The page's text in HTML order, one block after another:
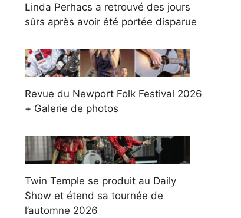
Linda Perhacs a retrouvé des jours
sûrs après avoir été portée disparue
Revue du Newport Folk Festival 2026
+ Galerie de photos
Twin Temple se produit au Daily
Show et étend sa tournée de
l’automne 2026